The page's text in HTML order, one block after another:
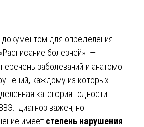
для определения
болезней» —
заболеваний и анатомо-
каждому из которых
категория годности.
диагноз важен, но
имеет степень нарушения